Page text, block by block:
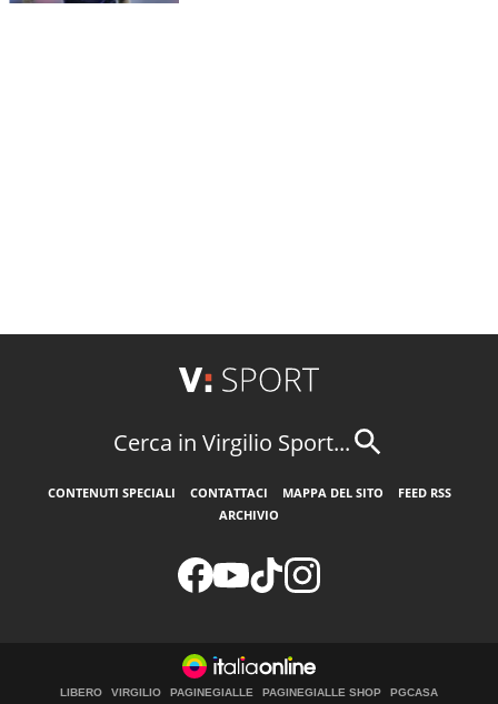
Cerca in Virgilio Sport...
CONTENUTI SPECIALI CONTATTACI MAPPA DEL SITO
FEED RSS
ARCHIVIO
LIBERO VIRGILIO PAGINEGIALLE PAGINEGIALLE SHOP PGCASA